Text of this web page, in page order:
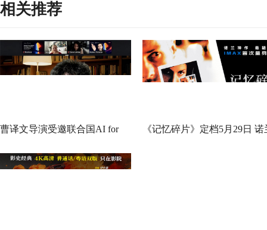
相关推荐
曹译文导演受邀联合国AI for
Good全球峰会 以AI影像传递向
《记忆碎片》定档5月29日 诺